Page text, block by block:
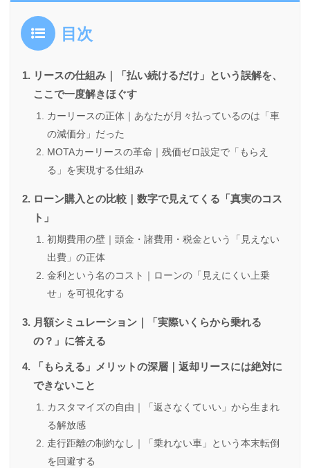
目次
リースの仕組み｜「払い続けるだけ」という誤解を、
ここで一度解きほぐす
カーリースの正体｜あなたが月々払っているのは「車
の減価分」だった
MOTAカーリースの革命｜残価ゼロ設定で「もらえ
る」を実現する仕組み
ローン購入との比較｜数字で見えてくる「真実のコス
ト」
初期費用の壁｜頭金・諸費用・税金という「見えない
出費」の正体
金利という名のコスト｜ローンの「見えにくい上乗
せ」を可視化する
月額シミュレーション｜「実際いくらから乗れる
の？」に答える
「もらえる」メリットの深層｜返却リースには絶対に
できないこと
カスタマイズの自由｜「返さなくていい」から生まれ
る解放感
走行距離の制約なし｜「乗れない車」という本末転倒
を回避する